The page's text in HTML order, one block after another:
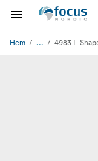
Hem ... 4983 L-